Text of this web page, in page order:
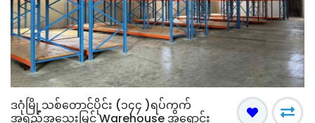
ဒဂုံမြို့သစ်တောင်ပိုင်း (၁၄၄ )ရပ်ကွက်
အရည်အသွေးမြင့် Warehouse အရောင်း